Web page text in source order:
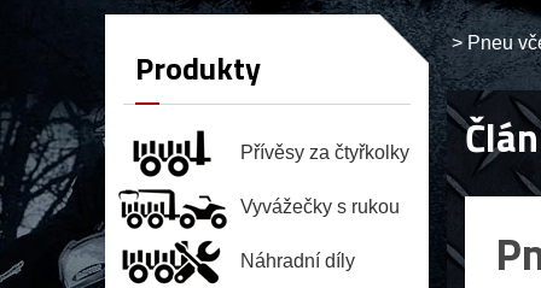
Produkty
Přívěsy za čtyřkolky
Vyvážečky s rukou
Náhradní díly
> Pneu